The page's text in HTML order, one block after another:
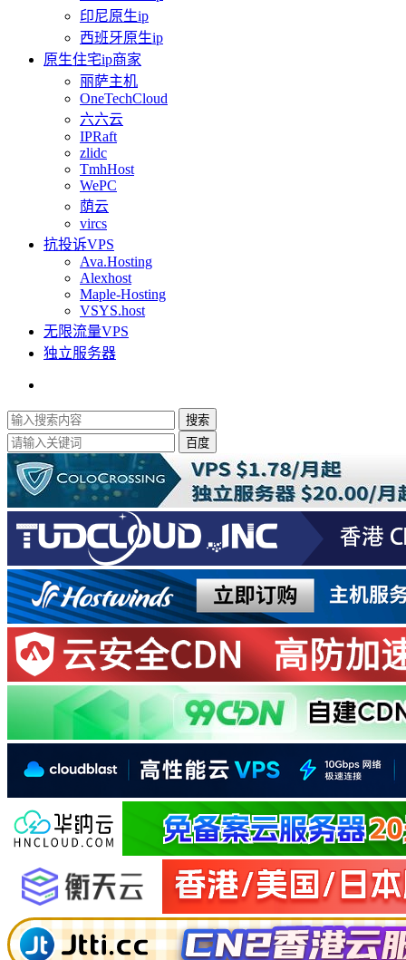
印尼原生ip
西班牙原生ip
原生住宅ip商家
丽萨主机
OneTechCloud
六六云
IPRaft
zlidc
TmhHost
WePC
荫云
vircs
抗投诉VPS
Ava.Hosting
Alexhost
Maple-Hosting
VSYS.host
无限流量VPS
独立服务器